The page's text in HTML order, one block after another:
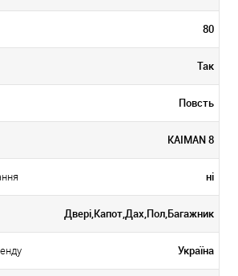
80
Так
Повсть
KAIMAN 8
ні
Двері,Капот,Дах,Пол,Багажник
Україна